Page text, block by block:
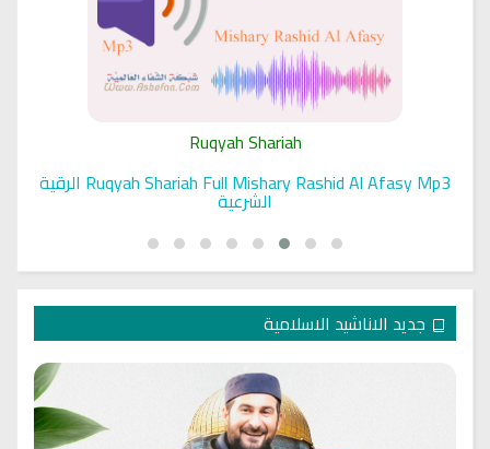
Ruqyah Shariah
Ruqyah Shariah Full Mishary Rashid Al Afasy Mp3 الرقية
الشرعية
جديد الاناشيد الاسلامية